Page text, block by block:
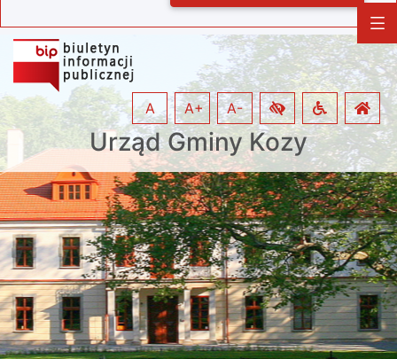
Urząd Gminy Kozy
A A+ A-